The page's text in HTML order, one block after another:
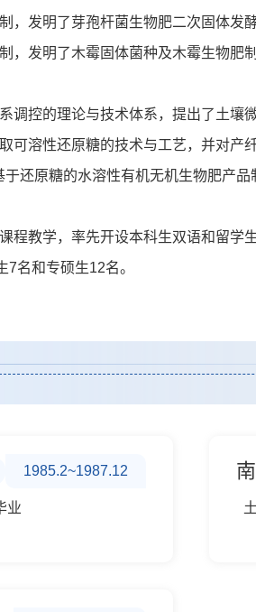
，发明了芽孢杆菌生物肥二次固体发
，发明了木霉固体菌种及木霉生物
调控的理论与技术体系，提出了土壤
可溶性还原糖的技术与工艺，并对
还原糖的水溶性有机无机生物肥产
程教学，率先开设本科生双语和留
名和专硕生12名。
1985.2~1987.12
业